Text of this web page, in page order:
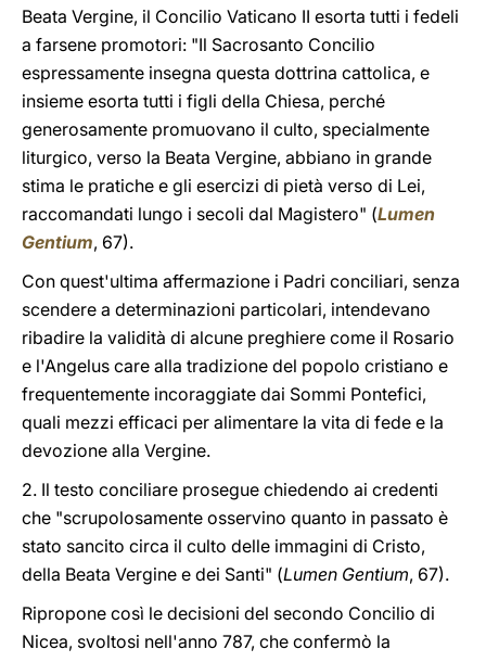
Beata Vergine, il Concilio Vaticano II esorta tutti i fedeli
a farsene promotori: "Il Sacrosanto Concilio
espressamente insegna questa dottrina cattolica, e
insieme esorta tutti i figli della Chiesa, perché
generosamente promuovano il culto, specialmente
liturgico, verso la Beata Vergine, abbiano in grande
stima le pratiche e gli esercizi di pietà verso di Lei,
raccomandati lungo i secoli dal Magistero" (Lumen
Gentium, 67).
Con quest'ultima affermazione i Padri conciliari, senza
scendere a determinazioni particolari, intendevano
ribadire la validità di alcune preghiere come il Rosario
e l'Angelus care alla tradizione del popolo cristiano e
frequentemente incoraggiate dai Sommi Pontefici,
quali mezzi efficaci per alimentare la vita di fede e la
devozione alla Vergine.
2. Il testo conciliare prosegue chiedendo ai credenti
che "scrupolosamente osservino quanto in passato è
stato sancito circa il culto delle immagini di Cristo,
della Beata Vergine e dei Santi" (Lumen Gentium, 67).
Ripropone così le decisioni del secondo Concilio di
Nicea, svoltosi nell'anno 787, che confermò la